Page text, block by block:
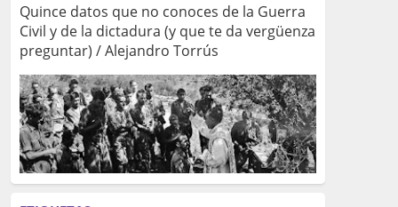
Quince datos que no conoces de la Guerra
Civil y de la dictadura (y que te da vergüenza
preguntar) / Alejandro Torrús